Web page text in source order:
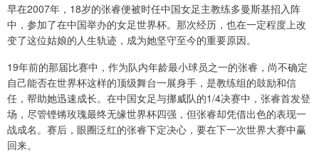
早在2007年，18岁的张睿便被时任中国女足主教练多曼斯基招入阵
中，参加了在中国举办的女足世界杯。那次经历，也在一定程度上改
变了这位姑娘的人生轨迹，成为她坚守至今的重要原因。
19年前的那届比赛中，作为队内年龄最小球员之一的张睿，尚不确定
自己能否在世界杯这样的顶级舞台一展身手，是教练组的鼓励和信
任，帮助她迅速成长。在中国女足与挪威队的1/4决赛中，张睿首发登
场，尽管铿锵玫瑰最终无缘世界杯四强，但张睿却凭借出色的表现一
战成名。赛后，眼圈泛红的张睿下定决心，要在下一次世界大赛中赢
回来。